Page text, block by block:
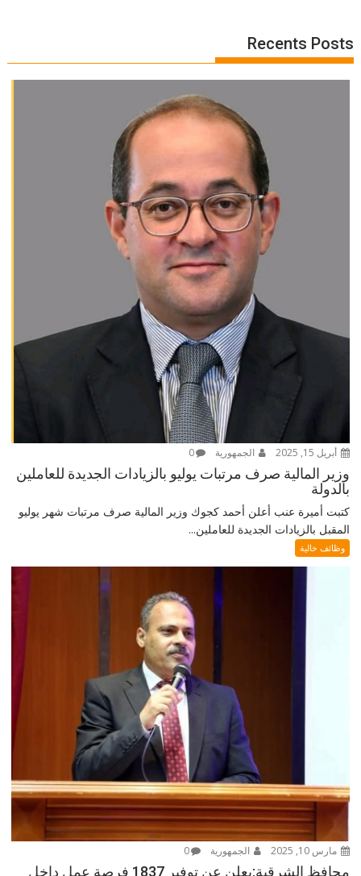
Recents Posts
أبريل 15, 2025 الجمهورية 0
وزير المالية صرف مرتبات يوليو بالزيادات الجديدة للعاملين
بالدولة
كتبت أميرة عنب أعلن أحمد كجوك وزير المالية صرف مرتبات شهر يوليو
المقبل بالزيادات الجديدة للعاملين...
وظائف خالية
مارس 10, 2025 الجمهورية 0
محافظ الشرقية:يعلن عن توفير 1837 فرصة عمل داخل